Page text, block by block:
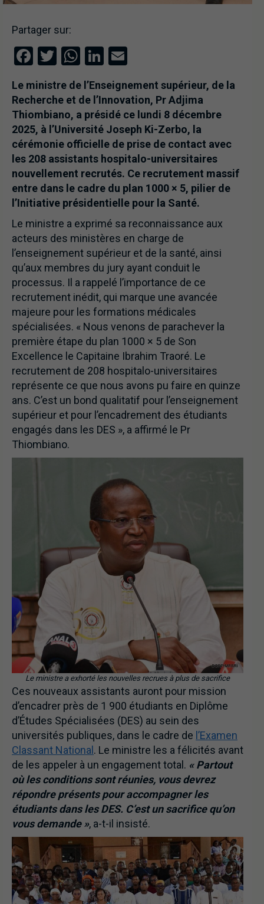
Partager sur:
Facebook
Twitter
WhatsApp
LinkedIn
Le ministre de l’Enseignement supérieur, de la
Recherche et de l’Innovation, Pr Adjima
Thiombiano, a présidé ce lundi 8 décembre
2025, à l’Université Joseph Ki-Zerbo, la
cérémonie officielle de prise de contact avec
les 208 assistants hospitalo-universitaires
nouvellement recrutés. Ce recrutement massif
entre dans le cadre du plan 1000 × 5, pilier de
l’Initiative présidentielle pour la Santé.
Le ministre a exprimé sa reconnaissance aux
acteurs des ministères en charge de
l’enseignement supérieur et de la santé, ainsi
qu’aux membres du jury ayant conduit le
processus. Il a rappelé l’importance de ce
recrutement inédit, qui marque une avancée
majeure pour les formations médicales
spécialisées. « Nous venons de parachever la
première étape du plan 1000 × 5 de Son
Excellence le Capitaine Ibrahim Traoré. Le
recrutement de 208 hospitalo-universitaires
représente ce que nous avons pu faire en quinze
ans. C’est un bond qualitatif pour l’enseignement
supérieur et pour l’encadrement des étudiants
engagés dans les DES », a affirmé le Pr
Thiombiano.
Le ministre a exhorté les nouvelles recrues à plus de sacrifice
Ces nouveaux assistants auront pour mission
d’encadrer près de 1 900 étudiants en Diplôme
d’Études Spécialisées (DES) au sein des
universités publiques, dans le cadre de l’Examen
Classant National . Le ministre les a félicités avant
de les appeler à un engagement total. « Partout
où les conditions sont réunies, vous devrez
répondre présents pour accompagner les
étudiants dans les DES. C’est un sacrifice qu’on
vous demande », a-t-il insisté.